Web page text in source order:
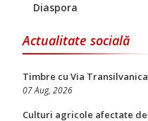
Diaspora
Actualitate socială
Timbre cu Via Transilvanica
07 Aug, 2026
Culturi agricole afectate de